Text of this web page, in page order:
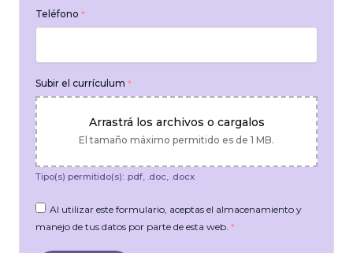
Teléfono *
Subir el currículum *
Arrastrá los archivos o cargalos
El tamaño máximo permitido es de 1 MB.
Tipo(s) permitido(s): .pdf, .doc, .docx
Al utilizar este formulario, aceptas el almacenamiento y
manejo de tus datos por parte de esta web. *